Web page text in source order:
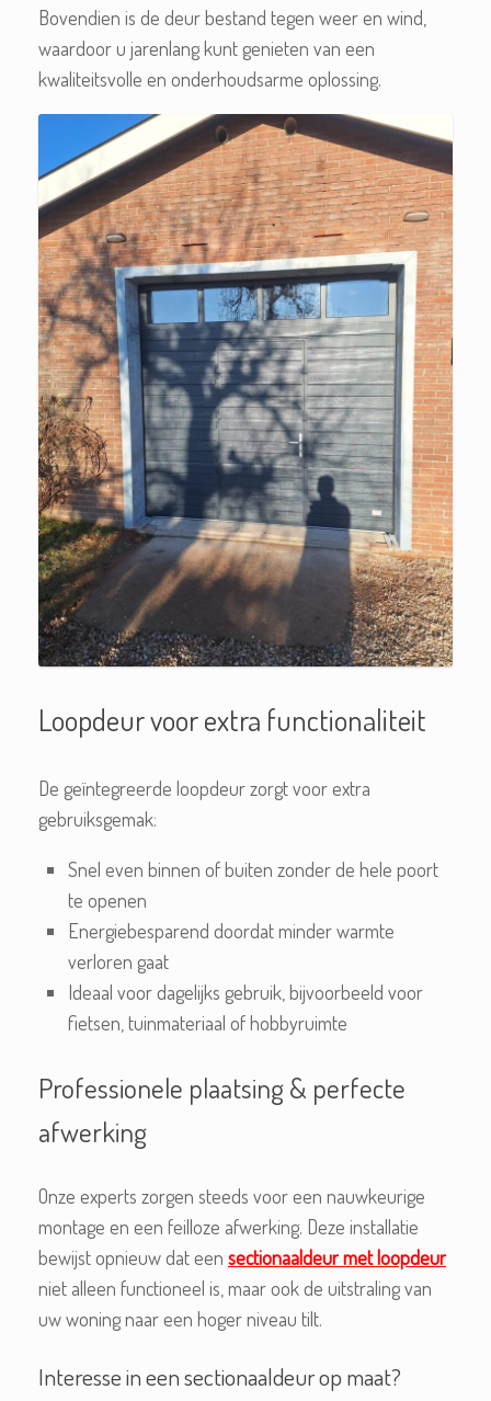
Bovendien is de deur bestand tegen weer en wind,
waardoor u jarenlang kunt genieten van een
kwaliteitsvolle en onderhoudsarme oplossing.
Loopdeur voor extra functionaliteit
De geïntegreerde loopdeur zorgt voor extra
gebruiksgemak:
Snel even binnen of buiten zonder de hele poort
te openen
Energiebesparend doordat minder warmte
verloren gaat
Ideaal voor dagelijks gebruik, bijvoorbeeld voor
fietsen, tuinmateriaal of hobbyruimte
Professionele plaatsing & perfecte
afwerking
Onze experts zorgen steeds voor een nauwkeurige
montage en een feilloze afwerking. Deze installatie
bewijst opnieuw dat een sectionaaldeur met loopdeur
niet alleen functioneel is, maar ook de uitstraling van
uw woning naar een hoger niveau tilt.
Interesse in een sectionaaldeur op maat?